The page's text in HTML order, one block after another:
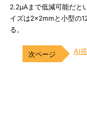
2.2μAまで低減可能だと
イズは2×2mmと小型の
る。
AI